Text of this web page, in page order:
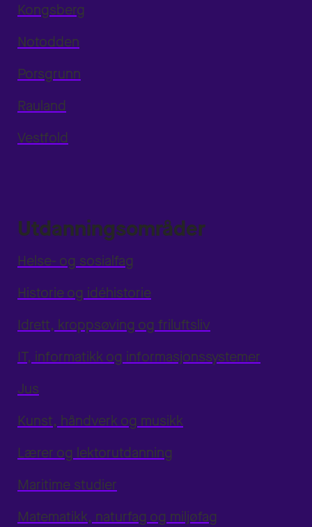
Kongsberg
Notodden
Porsgrunn
Rauland
Vestfold
Utdanningsområder
Helse- og sosialfag
Historie og idéhistorie
Idrett, kroppsøving og friluftsliv
IT, informatikk og informasjonssystemer
Jus
Kunst, håndverk og musikk
Lærer og lektorutdanning
Maritime studier
Matematikk, naturfag og miljøfag